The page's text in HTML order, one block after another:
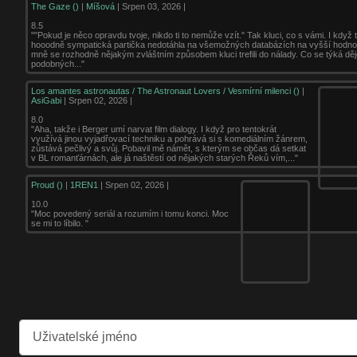
Uživatelské jméno
The Gaze () | Míšová | Srpen 03, 2026 |
8.5
""Pokud je něco opravdu tvoje, nikdo ti to nemůže vzít." Tak kluci, co s vámi. I když
hooodně sympatická partička nedotáhla na všemožných databázích na vyšší
mně se rozhodně nějakým zvláštním způsobem kluci trefili do nálady. Co se týká
podobných..."
Los amantes astronautas / The Astronaut Lovers / Vesmírní milenci () |
AsiGabi | Srpen 02, 2026 |
8.0
"Aha, takže i Berger umí narvat film dialogy. I když pro tentokrát
využívá jinou vyjadřovací techniku a pohrává si s komediálním žánrem,
zůstává pečlivý a svůj. Pobavil mě námět, s kterým se občas dá setkat
v BL romanťárnách, ale já naštěstí od nějakých starých Řeků vím,..."
Proud () | 1REN1 | Srpen 02, 2026 |
10.0
"Moc povedený seriál a rozumím i tomu konci. Moc
se mi to líbilo. "